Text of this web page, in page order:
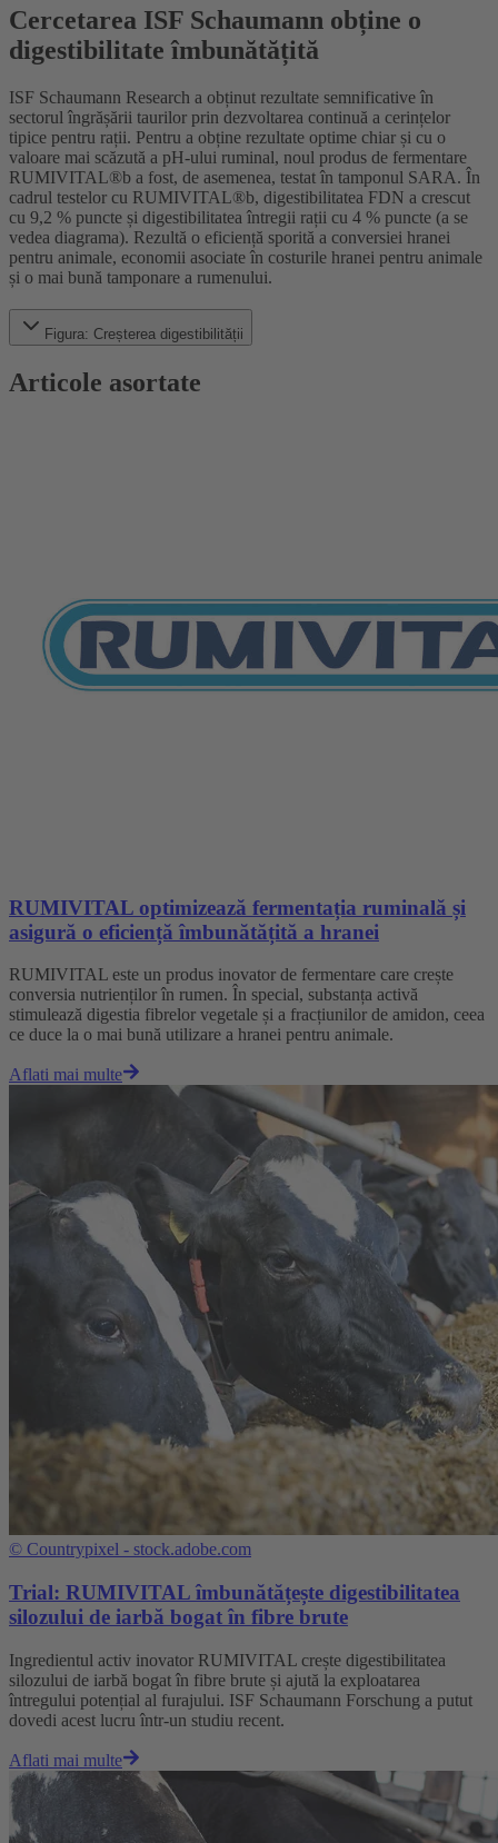
Cercetarea ISF Schaumann obține o
digestibilitate îmbunătățită
ISF Schaumann Research a obținut rezultate semnificative în
sectorul îngrășării taurilor prin dezvoltarea continuă a cerințelor
tipice pentru rații. Pentru a obține rezultate optime chiar și cu o
valoare mai scăzută a pH-ului ruminal, noul produs de fermentare
RUMIVITAL®b a fost, de asemenea, testat în tamponul SARA. În
cadrul testelor cu RUMIVITAL®b, digestibilitatea FDN a crescut
cu 9,2 % puncte și digestibilitatea întregii rații cu 4 % puncte (a se
vedea diagrama). Rezultă o eficiență sporită a conversiei hranei
pentru animale, economii asociate în costurile hranei pentru animale
și o mai bună tamponare a rumenului.
Figura: Creșterea digestibilității
Articole asortate
RUMIVITAL optimizează fermentația ruminală și
asigură o eficiență îmbunătățită a hranei
RUMIVITAL este un produs inovator de fermentare care crește
conversia nutrienților în rumen. În special, substanța activă
stimulează digestia fibrelor vegetale și a fracțiunilor de amidon, ceea
ce duce la o mai bună utilizare a hranei pentru animale.
Aflati mai multe
© Countrypixel - stock.adobe.com
Trial: RUMIVITAL îmbunătățește digestibilitatea
silozului de iarbă bogat în fibre brute
Ingredientul activ inovator RUMIVITAL crește digestibilitatea
silozului de iarbă bogat în fibre brute și ajută la exploatarea
întregului potențial al furajului. ISF Schaumann Forschung a putut
dovedi acest lucru într-un studiu recent.
Aflati mai multe